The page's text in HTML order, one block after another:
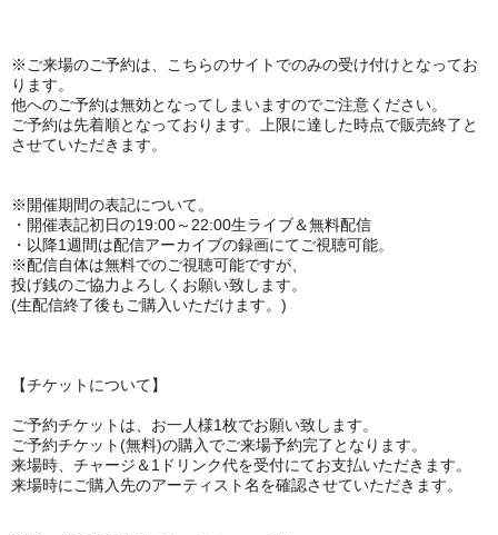
※ご来場のご予約は、
こちらのサイトでのみの受け付けとなってお
ります。
他へのご予約は無効となってしまいますのでご注意ください。
ご予約は先着順となっております。上限に達した時点で販売終了と
させていただきます。
※開催期間の表記について。
・開催表記初日の19:00～22:00生ライブ＆無料配信
・以降1週間は配信アーカイブの録画にてご視聴可能。
※配信自体は無料でのご視聴可能ですが、
投げ銭のご協力よろしくお願い致します。
(生配信終了後もご購入いただけます。)
【チケットについて】
ご予約チケットは、お一人様1枚でお願い致します。
ご予約チケット(無料)の購入でご来場予約完了となります。
来場時、チャージ＆1ドリンク代を受付にてお支払いただきます。
来場時にご購入先のアーティスト名を確認させていただきます。